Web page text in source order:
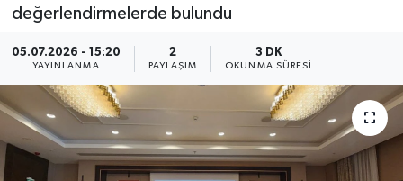
değerlendirmelerde bulundu
05.07.2026 - 15:20
YAYINLANMA
2
PAYLAŞIM
3 DK
OKUNMA SÜRESI
EĞİTİM
TURİZM